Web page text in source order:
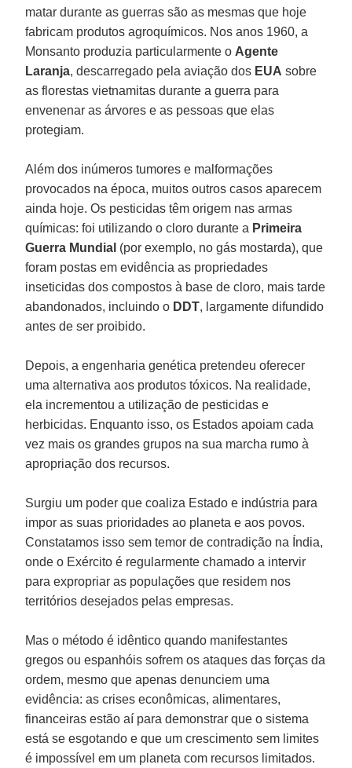
matar durante as guerras são as mesmas que hoje
fabricam produtos agroquímicos. Nos anos 1960, a
Monsanto produzia particularmente o Agente
Laranja, descarregado pela aviação dos EUA sobre
as florestas vietnamitas durante a guerra para
envenenar as árvores e as pessoas que elas
protegiam.
Além dos inúmeros tumores e malformações
provocados na época, muitos outros casos aparecem
ainda hoje. Os pesticidas têm origem nas armas
químicas: foi utilizando o cloro durante a Primeira
Guerra Mundial (por exemplo, no gás mostarda), que
foram postas em evidência as propriedades
inseticidas dos compostos à base de cloro, mais tarde
abandonados, incluindo o DDT, largamente difundido
antes de ser proibido.
Depois, a engenharia genética pretendeu oferecer
uma alternativa aos produtos tóxicos. Na realidade,
ela incrementou a utilização de pesticidas e
herbicidas. Enquanto isso, os Estados apoiam cada
vez mais os grandes grupos na sua marcha rumo à
apropriação dos recursos.
Surgiu um poder que coaliza Estado e indústria para
impor as suas prioridades ao planeta e aos povos.
Constatamos isso sem temor de contradição na Índia,
onde o Exército é regularmente chamado a intervir
para expropriar as populações que residem nos
territórios desejados pelas empresas.
Mas o método é idêntico quando manifestantes
gregos ou espanhóis sofrem os ataques das forças da
ordem, mesmo que apenas denunciem uma
evidência: as crises econômicas, alimentares,
financeiras estão aí para demonstrar que o sistema
está se esgotando e que um crescimento sem limites
é impossível em um planeta com recursos limitados.